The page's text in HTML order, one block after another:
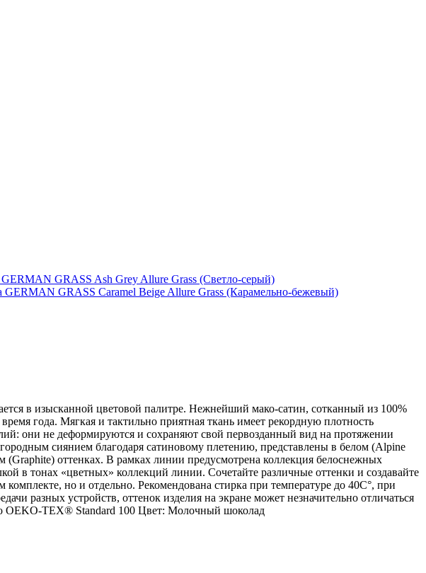
в изысканной цветовой палитре. Нежнейший мако-сатин, сотканный из 100%
года. Мягкая и тактильно приятная ткань имеет рекордную плотность
они не деформируются и сохраняют свой первозданный вид на протяжении
сиянием благодаря сатиновому плетению, представлены в белом (Alpine
оттенках. В рамках линии предусмотрена коллекция белоснежных
в тонах «цветных» коллекций линии. Сочетайте различные оттенки и создавайте
но и отдельно. Рекомендована стирка при температуре до 40С°, при
разных устройств, оттенок изделия на экране может незначительно отличаться
OEKO-TEX® Standard 100 Цвет: Молочный шоколад